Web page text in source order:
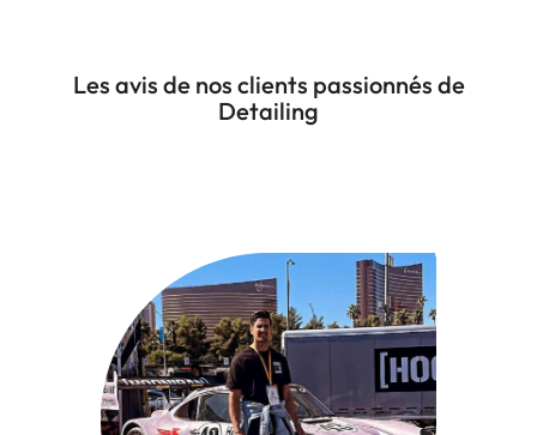
Les avis de nos clients passionnés de
Detailing